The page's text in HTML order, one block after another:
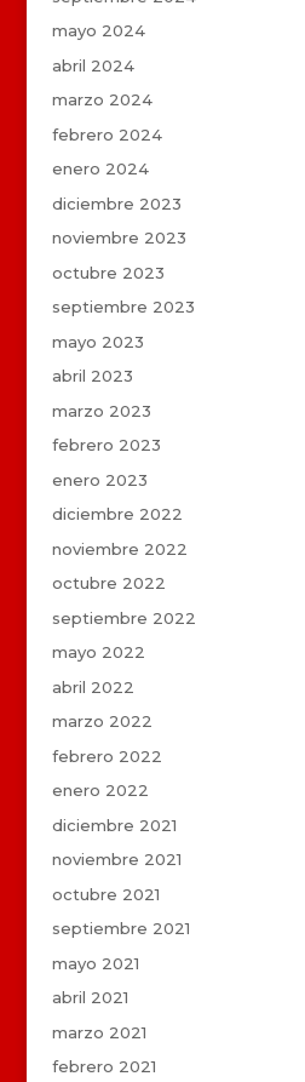
mayo 2024
abril 2024
marzo 2024
febrero 2024
enero 2024
diciembre 2023
noviembre 2023
octubre 2023
septiembre 2023
mayo 2023
abril 2023
marzo 2023
febrero 2023
enero 2023
diciembre 2022
noviembre 2022
octubre 2022
septiembre 2022
mayo 2022
abril 2022
marzo 2022
febrero 2022
enero 2022
diciembre 2021
noviembre 2021
octubre 2021
septiembre 2021
mayo 2021
abril 2021
marzo 2021
febrero 2021